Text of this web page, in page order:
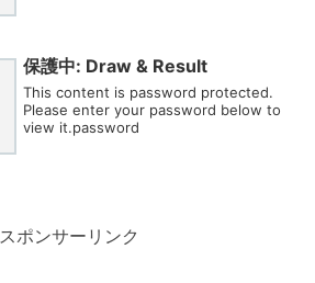
保護中: Draw & Result
This content is password protected.
Please enter your password below to
view it.password
スポンサーリンク